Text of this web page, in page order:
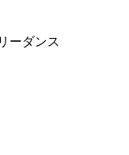
ーダンス